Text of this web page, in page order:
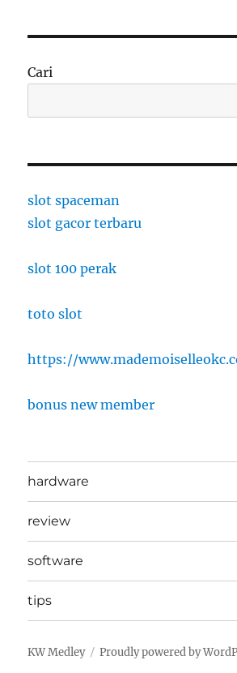
Cari
slot spaceman
slot gacor terbaru
slot 100 perak
toto slot
https://
bonus new member
hardware
review
software
tips
KW Medley Proudly powered by